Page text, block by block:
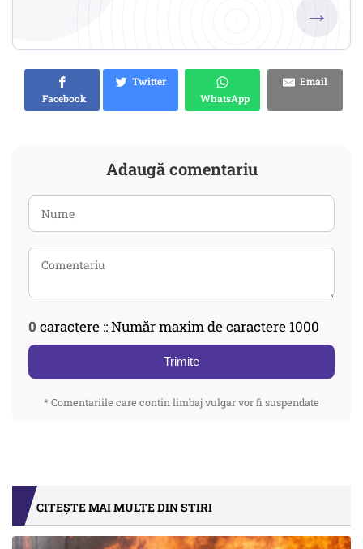
→
Facebook
Twitter
WhatsApp
Email
Adaugă comentariu
0 caractere :: Număr maxim de caractere 1000
Trimite
* Comentariile care contin limbaj vulgar vor fi suspendate
CITEȘTE MAI MULTE DIN STIRI